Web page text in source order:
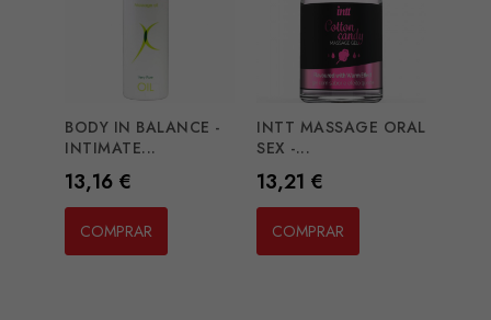
BODY IN BALANCE -
INTIMATE...
Preço
13,16 €
COMPRAR
INTT MASSAGE ORAL
SEX -...
Preço
13,21 €
COMPRAR